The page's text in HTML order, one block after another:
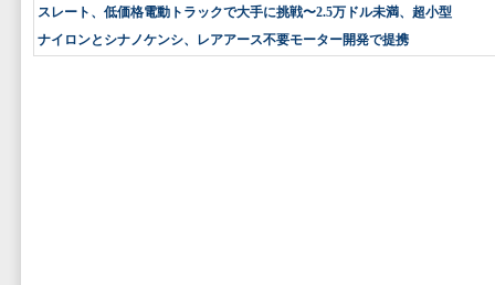
スレート、低価格電動トラックで大手に挑戦〜2.5万ドル未満、超小型
ナイロンとシナノケンシ、レアアース不要モーター開発で提携